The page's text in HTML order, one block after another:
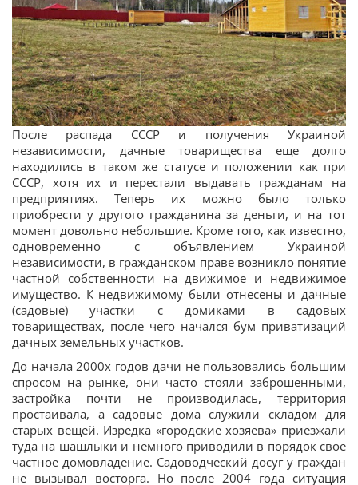
После распада СССР и получения Украиной
независимости, дачные товарищества еще долго
находились в таком же статусе и положении как при
СССР, хотя их и перестали выдавать гражданам на
предприятиях. Теперь их можно было только
приобрести у другого гражданина за деньги, и на тот
момент довольно небольшие. Кроме того, как известно,
одновременно с объявлением Украиной
независимости, в гражданском праве возникло понятие
частной собственности на движимое и недвижимое
имущество. К недвижимому были отнесены и дачные
(садовые) участки с домиками в садовых
товариществах, после чего начался бум приватизаций
дачных земельных участков.
До начала 2000х годов дачи не пользовались большим
спросом на рынке, они часто стояли заброшенными,
застройка почти не производилась, территория
простаивала, а садовые дома служили складом для
старых вещей. Изредка «городские хозяева» приезжали
туда на шашлыки и немного приводили в порядок свое
частное домовладение. Садоводческий досуг у граждан
не вызывал восторга. Но после 2004 года ситуация